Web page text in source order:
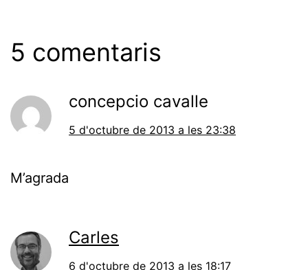
5 comentaris
concepcio cavalle
5 d'octubre de 2013 a les 23:38
M’agrada
Carles
6 d'octubre de 2013 a les 18:17